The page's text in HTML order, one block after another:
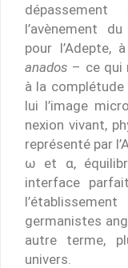
l’avènement
pour l’Adepte,
anados – ce qui
à la complétude
lui l’image
nexion vivant,
représenté par
ω et α,
interface
germanistes
autre terme,
univers.